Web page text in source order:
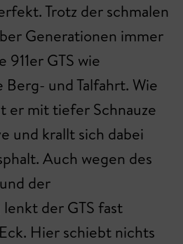
Trotz der schmalen
Generationen immer
GTS wie
und Talfahrt. Wie
er mit tiefer Schnauze
und krallt sich dabei
Auch wegen des
der
der GTS fast
Hier schiebt nichts